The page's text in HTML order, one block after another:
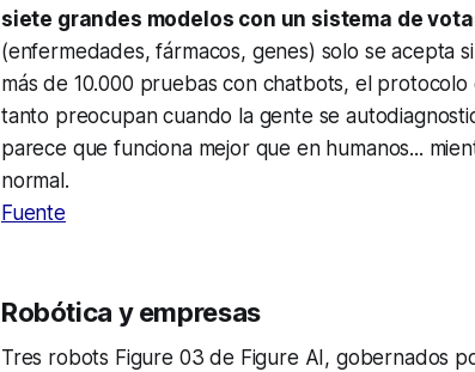
siete grandes modelos con un sistema de
(enfermedades, fármacos, genes) solo se acepta
más de 10.000 pruebas con chatbots, el protocolo
tanto preocupan cuando la gente se
parece que funciona mejor que en humanos...
normal.
Fuente
Robótica y empresas
Tres robots Figure 03 de Figure AI, gobernados